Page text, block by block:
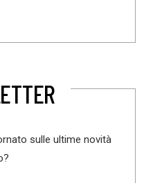
sulle ultime novità